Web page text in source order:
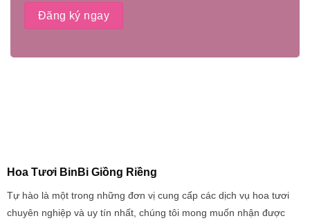
Hoa Tươi BinBi Giồng Riềng
Tự hào là một trong những đơn vị cung cấp các dịch vụ hoa tươi
chuyên nghiệp và uy tín nhất, chúng tôi mong muốn nhận được